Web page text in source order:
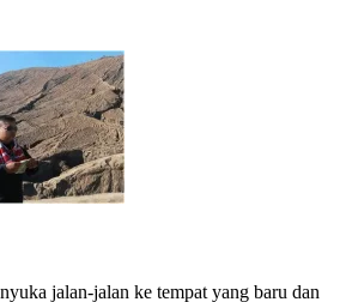
jalan-jalan ke tempat yang baru dan